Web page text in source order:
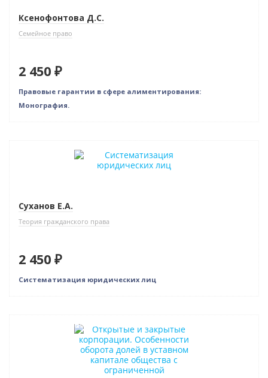
Ксенофонтова Д.С.
Семейное право
2 450 ₽
Правовые гарантии в сфере алиментирования:
Монография.
Суханов Е.А.
Теория гражданского права
2 450 ₽
Систематизация юридических лиц
Индивидуальный подход